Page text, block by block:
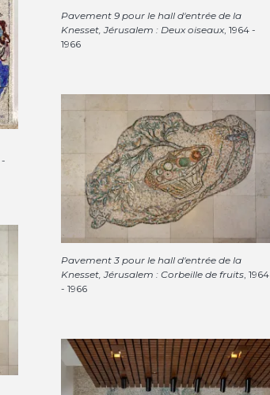
-
Pavement 9 pour le hall d'entrée de la
Knesset, Jérusalem : Deux oiseaux, 1964 -
1966
Pavement 3 pour le hall d'entrée de la
Knesset, Jérusalem : Corbeille de fruits , 1964
- 1966